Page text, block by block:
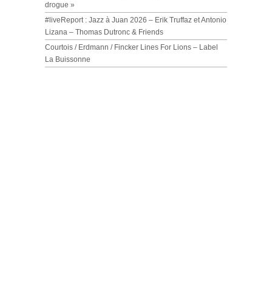
drogue »
#liveReport : Jazz à Juan 2026 – Erik Truffaz et Antonio
Lizana – Thomas Dutronc & Friends
Courtois / Erdmann / Fincker Lines For Lions – Label
La Buissonne